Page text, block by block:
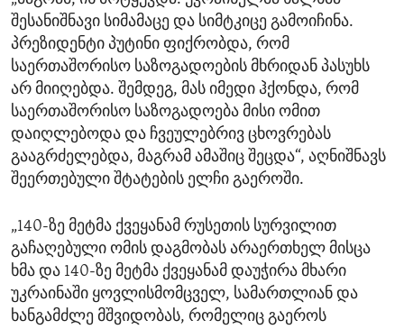
შესანიშნავი სიმამაცე და სიმტკიცე გამოიჩინა.
პრეზიდენტი პუტინი ფიქრობდა, რომ
საერთაშორისო საზოგადოების მხრიდან პასუხს
არ მიიღებდა. შემდეგ, მას იმედი ჰქონდა, რომ
საერთაშორისო საზოგადოება მისი ომით
დაიღლებოდა და ჩვეულებრივ ცხოვრებას
გააგრძელებდა, მაგრამ ამაშიც შეცდა“, აღნიშნავს
შეერთებული შტატების ელჩი გაეროში.
„140-ზე მეტმა ქვეყანამ რუსეთის სურვილით
გაჩაღებული ომის დაგმობას არაერთხელ მისცა
ხმა და 140-ზე მეტმა ქვეყანამ დაუჭირა მხარი
უკრაინაში ყოვლისმომცველ, სამართლიან და
ხანგამძლე მშვიდობას, რომელიც გაეროს